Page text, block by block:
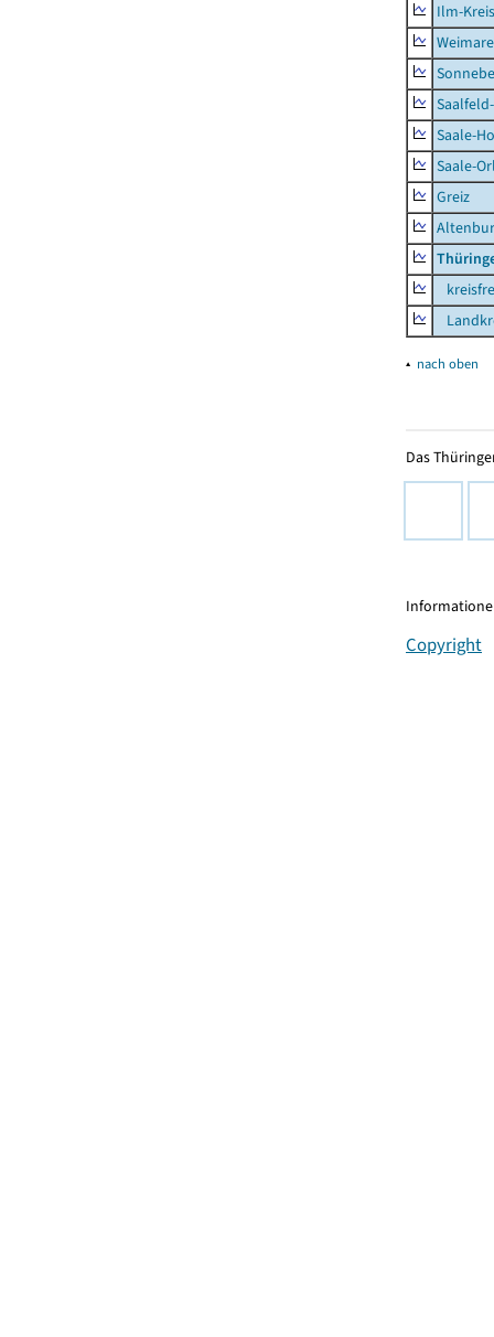
Ilm-Kreis
Saale-
Saale-
Greiz
▴ nach oben
Das
Copyright